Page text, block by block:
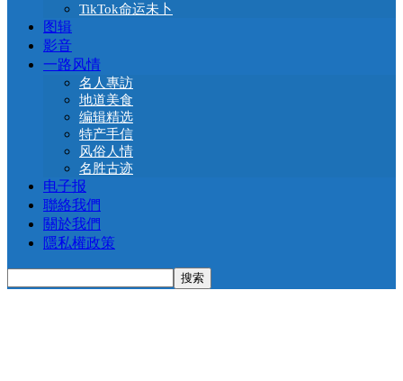
TikTok命运未卜
图辑
影音
一路风情
名人專訪
地道美食
编辑精选
特产手信
风俗人情
名胜古迹
电子报
聯絡我們
關於我們
隱私權政策